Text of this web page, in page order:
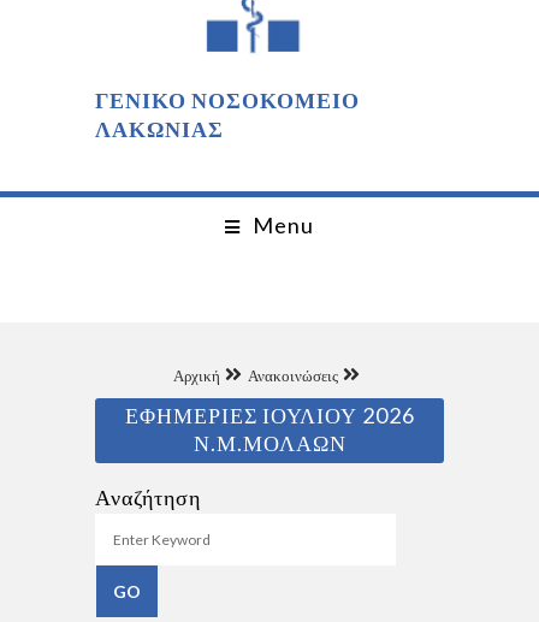
ΓΕΝΙΚΟ ΝΟΣΟΚΟΜΕΙΟ
ΛΑΚΩΝΙΑΣ
Menu
Αρχική Ανακοινώσεις
ΕΦΗΜΕΡΙΕΣ ΙΟΥΛΙΟΥ 2026
Ν.Μ.ΜΟΛΑΩΝ
Αναζήτηση